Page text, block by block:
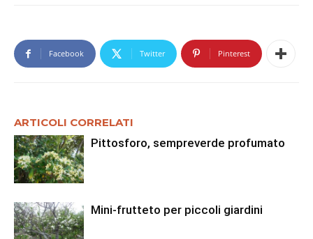
Facebook Twitter Pinterest
ARTICOLI CORRELATI
Pittosforo, sempreverde profumato
Mini-frutteto per piccoli giardini